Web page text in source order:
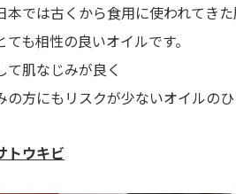
本では古くから食用に使われてき
も相性の良いオイルです。
て肌なじみが良く
方にもリスクが少ないオイルのひ
トウキビ